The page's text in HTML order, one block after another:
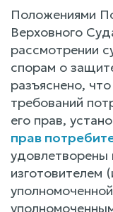
Положениями
Верховного
рассмотрении
спорам о
разъяснено,
требований
его прав,
прав
удовлетворены
изготовителем